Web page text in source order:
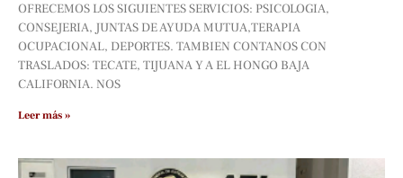
OFRECEMOS LOS SIGUIENTES SERVICIOS: PSICOLOGIA,
CONSEJERIA, JUNTAS DE AYUDA MUTUA,TERAPIA
OCUPACIONAL, DEPORTES. TAMBIEN CONTANOS CON
TRASLADOS: TECATE, TIJUANA Y A EL HONGO BAJA
CALIFORNIA. NOS
Leer más »